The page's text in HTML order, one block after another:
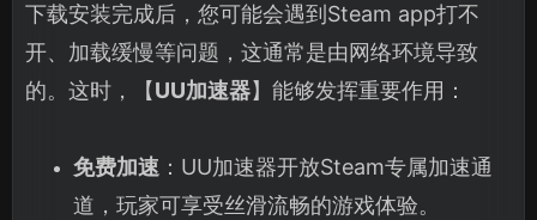
下载安装完成后，您可能会遇到Steam app打不
开、加载缓慢等问题，这通常是由网络环境导致
的。这时，【UU加速器】能够发挥重要作用：
免费加速：UU加速器开放Steam专属加速通
道，玩家可享受丝滑流畅的游戏体验。